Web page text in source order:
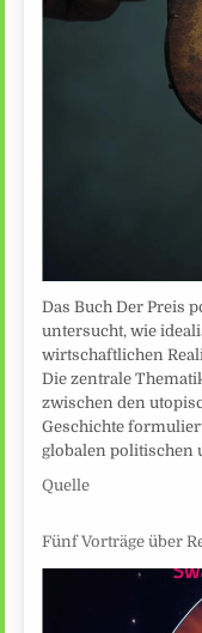
Das Buch Der Preis
untersucht, wie
wirtschaftlichen
Die zentrale
zwischen den
Geschichte
globalen politischen
Quelle
Fünf Vorträge über